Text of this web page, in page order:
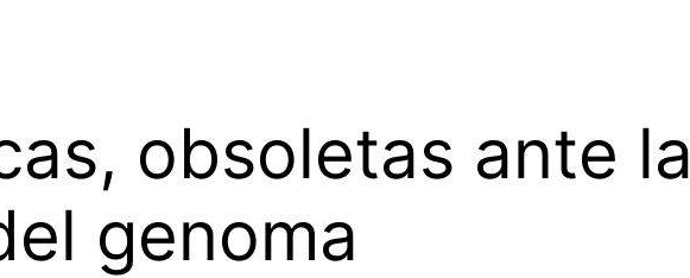
obsoletas ante la
genoma